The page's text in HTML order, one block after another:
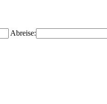
Abreise: